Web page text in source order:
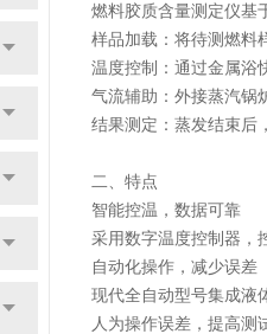
燃料胶质含量测定仪基
样品加载：将待测燃料
温度控制：通过金属浴
气流辅助：外接蒸汽锅
结果测定：蒸发结束后
二、特点
智能控温，数据可靠
采用数字温度控制器，
自动化操作，减少误差
现代全自动型号集成液
人为操作误差，提高测